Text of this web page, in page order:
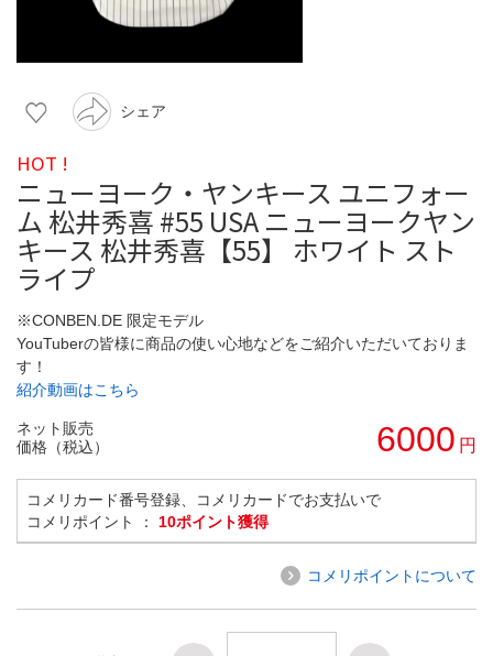
シェア
HOT !
ニューヨーク・ヤンキース ユニフォー
ム 松井秀喜 #55 USA ニューヨークヤン
キース 松井秀喜【55】 ホワイト スト
ライプ
※CONBEN.DE 限定モデル
YouTuberの皆様に商品の使い心地などをご紹介いただいておりま
す！
紹介動画はこちら
ネット販売
価格（税込）
6000 円
コメリカード番号登録、コメリカードでお支払いで
コメリポイント ： 10ポイント獲得
コメリポイントについて